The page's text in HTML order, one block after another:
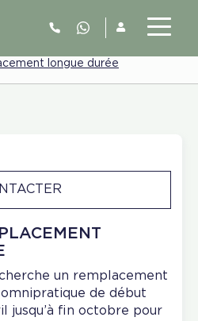
longue durée
un remplacement
de début
jusqu’à fin octobre pour